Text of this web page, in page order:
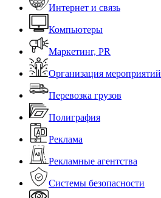
Интернет и связь
Компьютеры
Маркетинг, PR
Организация мероприятий
Перевозка грузов
Полиграфия
Реклама
Рекламные агентства
Системы безопасности